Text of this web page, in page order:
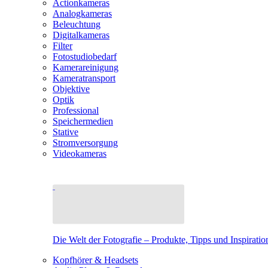
Actionkameras
Analogkameras
Beleuchtung
Digitalkameras
Filter
Fotostudiobedarf
Kamerareinigung
Kameratransport
Objektive
Optik
Professional
Speichermedien
Stative
Stromversorgung
Videokameras
Die Welt der Fotografie – Produkte, Tipps und
Kopfhörer & Headsets